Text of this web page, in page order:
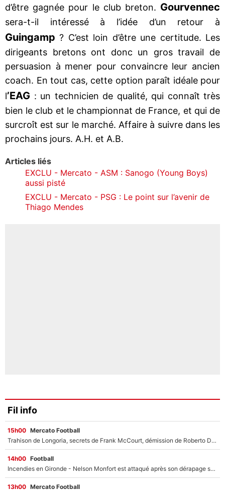
d’être gagnée pour le club breton. Gourvennec
sera-t-il intéressé à l’idée d’un retour à
Guingamp ? C’est loin d’être une certitude. Les
dirigeants bretons ont donc un gros travail de
persuasion à mener pour convaincre leur ancien
coach. En tout cas, cette option paraît idéale pour
l’EAG : un technicien de qualité, qui connaît très
bien le club et le championnat de France, et qui de
surcroît est sur le marché. Affaire à suivre dans les
prochains jours. A.H. et A.B.
Articles liés
EXCLU - Mercato - ASM : Sanogo (Young Boys)
aussi pisté
EXCLU - Mercato - PSG : Le point sur l’avenir de
Thiago Mendes
Fil info
15h00 Mercato Football
Trahison de Longoria, secrets de Frank McCourt, démission de Roberto De Zerbi : Medhi Benatia se lâche sur départ de l'OM et fait d'importantes révélations
14h00 Football
Incendies en Gironde - Nelson Monfort est attaqué après son dérapage sur CNews : «Et lui, il prend combien pour parler dans un studio climatisé?»
13h00 Mercato Football